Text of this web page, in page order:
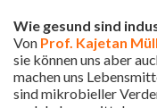
Wie gesund sind
Von Prof. Kajetan
sie können uns aber
machen uns
sind mikrobieller